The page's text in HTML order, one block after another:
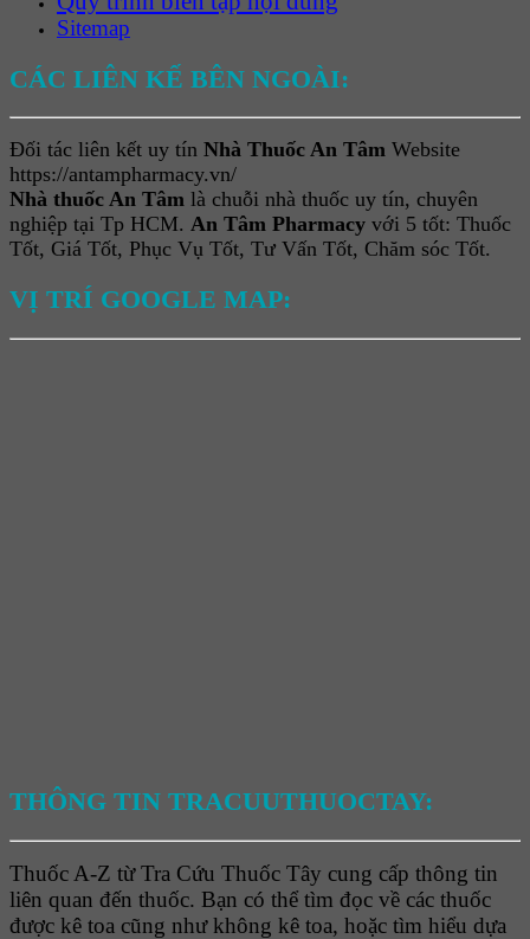
Sitemap
CÁC LIÊN KẾ BÊN NGOÀI:
Đối tác liên kết uy tín Nhà Thuốc An Tâm Website
https://antampharmacy.vn/
Nhà thuốc An Tâm là chuỗi nhà thuốc uy tín, chuyên
nghiệp tại Tp HCM. An Tâm Pharmacy với 5 tốt: Thuốc
Tốt, Giá Tốt, Phục Vụ Tốt, Tư Vấn Tốt, Chăm sóc Tốt.
VỊ TRÍ GOOGLE MAP:
THÔNG TIN TRACUUTHUOCTAY:
Thuốc A-Z từ Tra Cứu Thuốc Tây cung cấp thông tin
liên quan đến thuốc. Bạn có thể tìm đọc về các thuốc
được kê toa cũng như không kê toa, hoặc tìm hiểu dựa